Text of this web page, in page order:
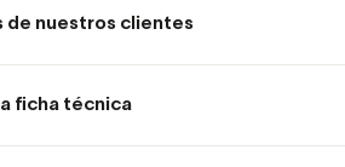
de nuestros clientes
ficha técnica